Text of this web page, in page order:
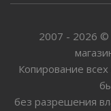
2007 - 2026 ©
Копирование
без разрешения